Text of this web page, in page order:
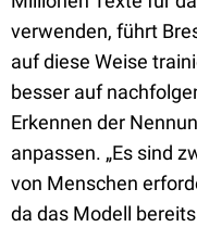
verwenden, führt
auf diese Weise
besser auf
Erkennen der
anpassen. „Es sind
von Menschen
da das Modell